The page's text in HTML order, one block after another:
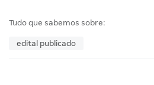
Tudo que sabemos sobre:
edital publicado